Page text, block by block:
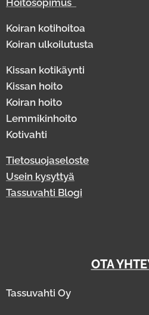
Hoitosopimus
Koiran
Koiran
Kissan kotikäynti
Kissan hoito
Koiran hoito
Lemmikinhoito
Kotivahti
Tietosuojaseloste
Usein kysyttyä
Tassuvahti Blogi
OTA
Tassuvahti Oy